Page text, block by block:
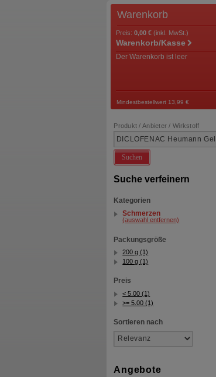
Warenkorb
Preis: 0,00 € (inkl. MwSt.)
Warenkorb/Kasse
Der Warenkorb ist leer
Mindestbestellwert 13,99 €
Produkt / Anbieter / Wirkstoff
Suchen
Suche verfeinern
Kategorien
Schmerzen
(auswahl entfernen)
Packungsgröße
200 g (1)
100 g (1)
Preis
< 5.00 (1)
>= 5.00 (1)
Sortieren nach
Angebote